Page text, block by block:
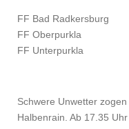
FF Bad Radkersburg
FF Oberpurkla
FF Unterpurkla
Schwere Unwetter
Halbenrain. Ab 17.35